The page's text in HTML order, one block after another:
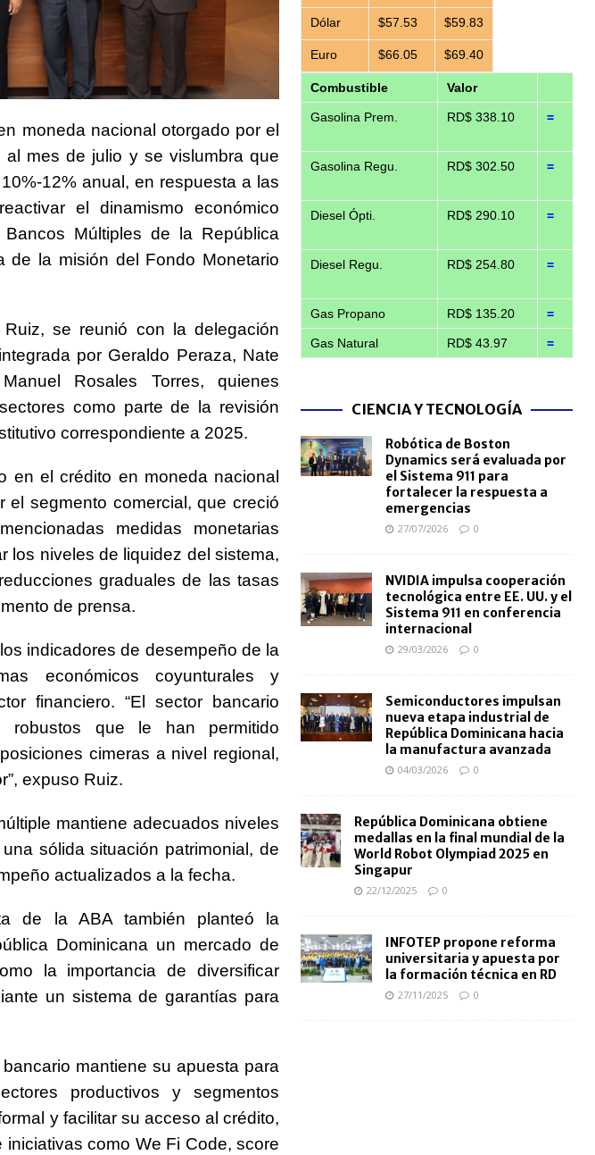
moneda nacional otorgado por el
mes de julio y se vislumbra que
12% anual, en respuesta a las
el dinamismo económico
Múltiples de la República
de la misión del Fondo Monetario
se reunió con la delegación
por Geraldo Peraza, Nate
Rosales Torres, quienes
como parte de la revisión
correspondiente a 2025.
en el crédito en moneda nacional
el segmento comercial, que creció
medidas monetarias
los niveles de liquidez del sistema,
graduales de las tasas
de prensa.
indicadores de desempeño de la
económicos coyunturales y
financiero. “El sector bancario
robustos que le han permitido
cimeras a nivel regional,
expuso Ruiz.
mantiene adecuados niveles
sólida situación patrimonial, de
actualizados a la fecha.
de la ABA también planteó la
Dominicana un mercado de
la importancia de diversificar
un sistema de garantías para
mantiene su apuesta para
productivos y segmentos
y facilitar su acceso al crédito,
como We Fi Code, score
Dólar $57.53 $59.83
Euro $66.05 $69.40
Combustible Valor
Gasolina Prem. RD$ 338.10 =
Gasolina Regu. RD$ 302.50 =
Diesel Ópti. RD$ 290.10 =
Diesel Regu. RD$ 254.80 =
Gas Propano RD$ 135.20 =
Gas Natural RD$ 43.97 =
CIENCIA Y TECNOLOGÍA
Robótica de Boston
Dynamics será evaluada por
el Sistema 911 para
fortalecer la respuesta a
emergencias
27/07/2026 0
NVIDIA impulsa cooperación
tecnológica entre EE. UU. y el
Sistema 911 en conferencia
internacional
29/03/2026 0
Semiconductores impulsan
nueva etapa industrial de
República Dominicana hacia
la manufactura avanzada
04/03/2026 0
República Dominicana obtiene
medallas en la final mundial de la
World Robot Olympiad 2025 en
Singapur
22/12/2025 0
INFOTEP propone reforma
universitaria y apuesta por
la formación técnica en RD
27/11/2025 0